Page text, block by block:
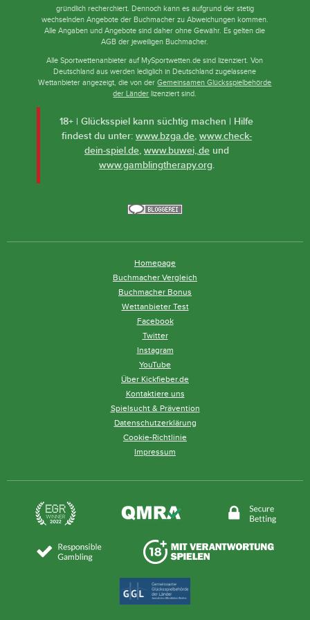
gründlich recherchiert. Dennoch kann es aufgrund der stetig
wechselnden Angebote der Buchmacher zu Abweichungen kommen.
Alle Angaben und Angebote sind daher ohne Gewähr. Es gelten die
AGB der jeweiligen Buchmacher.
Alle Sportwettenanbieter auf MySportwetten.de sind lizenziert. Von
Deutschland aus werden lediglich in Deutschland zugelassene
Wettanbieter angezeigt, die von derGemeinsamen Glücksspielbehörde
der Länder lizenziert sind.
18+ | Glücksspiel kann süchtig machen | Hilfe
findest du unter: www.bzga.de, www.check-
dein-spiel.de, www.buwei,.deund
www.gamblingtherapy.org.
Homepage
Buchmacher Vergleich
Buchmacher Bonus
Wettanbieter Test
Facebook
Twitter
Instagram
YouTube
Über Kickfieber.de
Kontaktiere uns
Spielsucht & Prävention
Datenschutzerklärung
Cookie-Richtlinie
Impressum